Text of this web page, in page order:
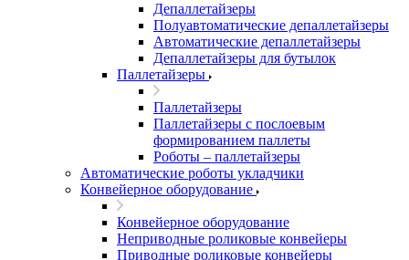
Депаллетайзеры
Полуавтоматические депаллетайзеры
Автоматические депаллетайзеры
Депаллетайзеры для бутылок
Паллетайзеры
Паллетайзеры
Паллетайзеры с послоевым
формированием паллеты
Роботы – паллетайзеры
Автоматические роботы укладчики
Конвейерное оборудование
Конвейерное оборудование
Неприводные роликовые конвейеры
Приводные роликовые конвейеры